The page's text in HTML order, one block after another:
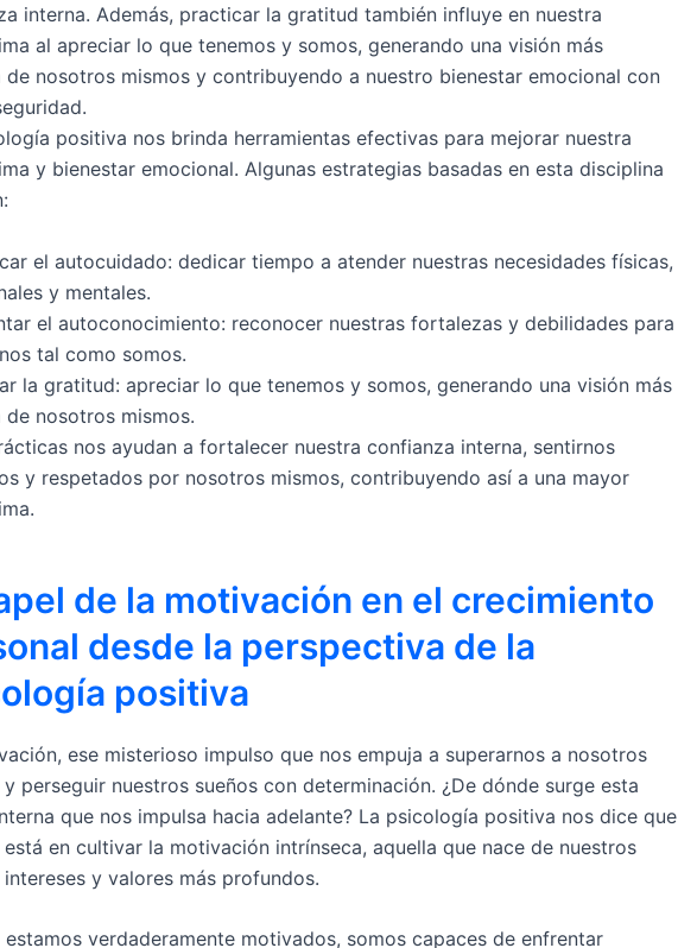
interna. Además, practicar la gratitud también influye en nuestra
al apreciar lo que tenemos y somos, generando una visión más
de nosotros mismos y contribuyendo a nuestro bienestar emocional con
positiva nos brinda herramientas efectivas para mejorar nuestra
y bienestar emocional. Algunas estrategias basadas en esta disciplina
el autocuidado: dedicar tiempo a atender nuestras necesidades físicas,
y mentales.
el autoconocimiento: reconocer nuestras fortalezas y debilidades para
tal como somos.
la gratitud: apreciar lo que tenemos y somos, generando una visión más
de nosotros mismos.
nos ayudan a fortalecer nuestra confianza interna, sentirnos
y respetados por nosotros mismos, contribuyendo así a una mayor
de la motivación en el crecimiento
desde la perspectiva de la
positiva
ese misterioso impulso que nos empuja a superarnos a nosotros
y perseguir nuestros sueños con determinación. ¿De dónde surge esta
que nos impulsa hacia adelante? La psicología positiva nos dice que
está en cultivar la motivación intrínseca, aquella que nace de nuestros
y valores más profundos.
estamos verdaderamente motivados, somos capaces de enfrentar